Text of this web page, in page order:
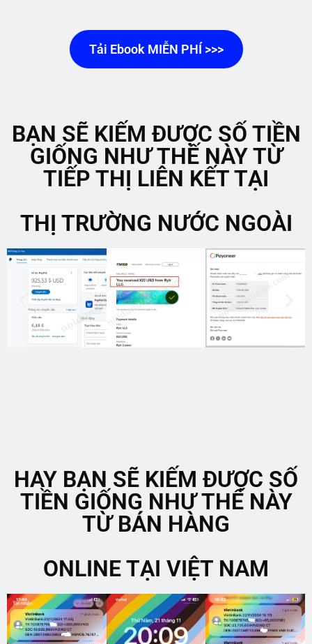
Tải Ebook MIỄN PHÍ >>>
BẠN SẼ KIẾM ĐƯỢC SỐ TIỀN
GIỐNG NHƯ THẾ NÀY TỪ
TIẾP THỊ LIÊN KẾT TẠI
THỊ TRƯỜNG NƯỚC NGOÀI
HAY BẠN SẼ KIẾM ĐƯỢC SỐ
TIỀN GIỐNG NHƯ THẾ NÀY
TỪ BÁN HÀNG
ONLINE TẠI VIỆT NAM